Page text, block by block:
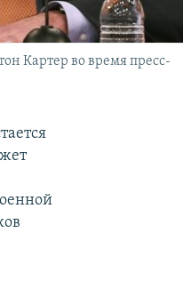
Картер во время пресс-